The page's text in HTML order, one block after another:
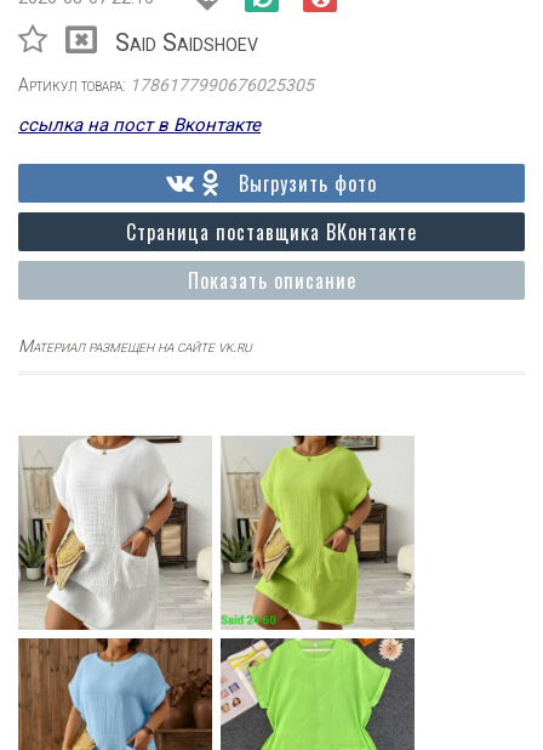
Said Saidshoev
Артикул товара: 1786177990676025305
ссылка на пост в Вконтакте
Показать описание
Страница поставщика ВКонтакте
Выгрузить фото
Материал размещен на сайте vk.ru